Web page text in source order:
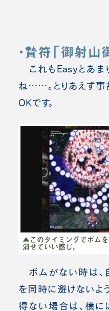
・贄符「御射山
これもEasyとあま
ね……。 とりあえず
OKです。
▲このタイミングでボム
消せていい感じ。
ボムがない時は、
を同時に避けないよ
得ない場合は、横に